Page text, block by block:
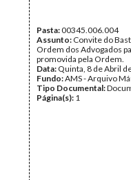
Pasta:00345.006.004
Assunto: Convite do
Ordem dos Advogados
promovida pela Ordem.
Data: Quinta, 8 de Abril
Fundo:AMS - Arquivo
Tipo Documental:
Página(s): 1